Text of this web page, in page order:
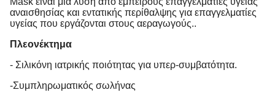
αναισθησίας και εντατικής περίθαλψης για επαγγελματίες
υγείας που εργάζονται στους αεραγωγούς..
Πλεονέκτημα
- Σιλικόνη ιατρικής ποιότητας για υπερ-συμβατότητα.
-Συμπληρωματικός σωλήνας